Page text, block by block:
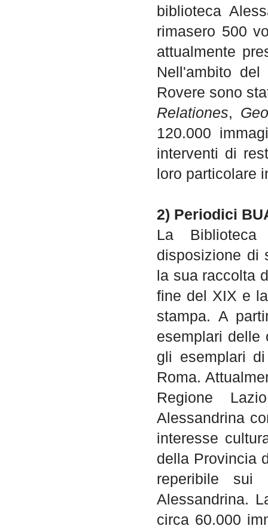
biblioteca
rimasero 500
attualmente
Nell'ambito
Rovere sono
Relationes,
120.000
interventi di
loro particolare
2) Periodici
La Biblioteca
disposizione di
la sua raccolta
fine del XIX e
stampa. A
esemplari delle
gli esemplari
Roma.
Regione
Alessandrina
interesse
della Provincia
reperibile sui
Alessandrina.
circa 60.000